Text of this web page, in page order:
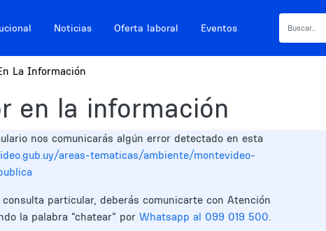
Noticias Oferta laboral Eventos
La Información
en la información
nos comunicarás algún error detectado en esta
areas-tematicas/ambiente/montevideo-
particular, deberás comunicarte con Atención
la palabra “chatear” por Whatsapp al 099 019 500.